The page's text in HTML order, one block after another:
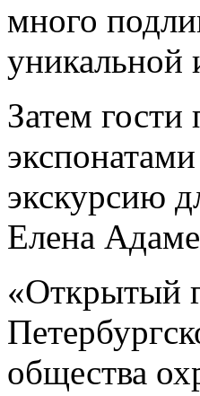
много
уникальной
Затем
экскурсию
Елена
«Открытый
общества